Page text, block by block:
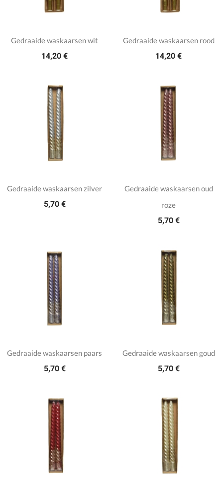
Gedraaide waskaarsen wit
14,20 €
Gedraaide waskaarsen rood
14,20 €
Gedraaide waskaarsen zilver
5,70 €
Gedraaide waskaarsen oud
roze
5,70 €
Gedraaide waskaarsen paars
5,70 €
Gedraaide waskaarsen goud
5,70 €